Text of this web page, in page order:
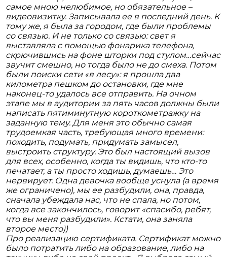
самое мною нелюбимое, но обязательное –
видеовизитку. Записывала ее в последний день. К
тому же, я была за городом, где были проблемы
со связью. И не только со связью: свет я
выставляла с помощью фонарика телефона,
скрючившись на фоне шторки под стулом…сейчас
звучит смешно, но тогда было не до смеха. Потом
были поиски сети «в лесу»: я прошла два
километра пешком до остановки, где мне
наконец-то удалось все отправить. На очном
этапе мы в аудитории за пять часов должны были
написать пятиминутную короткометражку на
заданную тему. Для меня это обычно самая
трудоемкая часть, требующая много времени:
походить, подумать, придумать замысел,
выстроить структуру. Это был настоящий вызов
для всех, особенно, когда ты видишь, что кто-то
печатает, а ты просто ходишь, думаешь… Это
нервирует. Одна девочка вообще уснула (а время
же ограничено), мы ее разбудили, она, правда,
сначала убеждала нас, что не спала, но потом,
когда все закончилось, говорит «спасибо, ребят,
что вы меня разбудили». Кстати, она заняла
второе место))
Про реализацию сертификата. Сертификат можно
было потратить либо на образование, либо на